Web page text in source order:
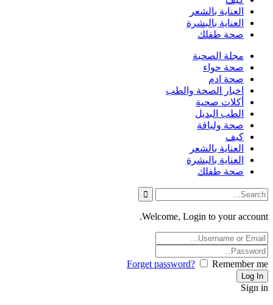
العناية بالشعر
العناية بالبشرة
صحة طفلك
مجلة الصحبة
صحة حواء
صحة ادم
اخبار الصحة والطب
أكلات صحية
الطب البديل
صحة ولياقة
كيف
العناية بالشعر
العناية بالبشرة
صحة طفلك
Welcome, Login to your account.
Forget password? Remember me
Sign in